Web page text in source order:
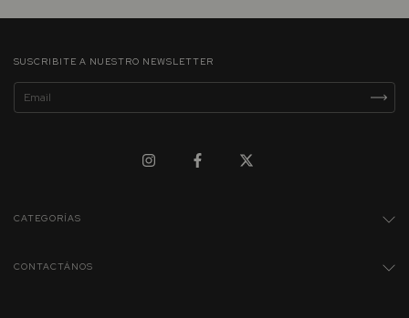
SUSCRIBITE A NUESTRO NEWSLETTER
CATEGORÍAS
CONTACTÁNOS